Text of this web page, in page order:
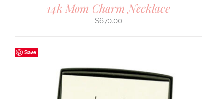
14k Mom Charm Necklace
$670.00
Save